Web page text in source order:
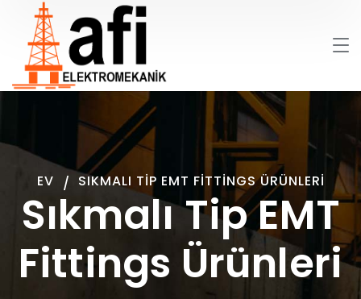
Sıkmalı Tip EMT
Fittings Ürünleri
EV SIKMALI TIP EMT FITTINGS ÜRÜNLERI